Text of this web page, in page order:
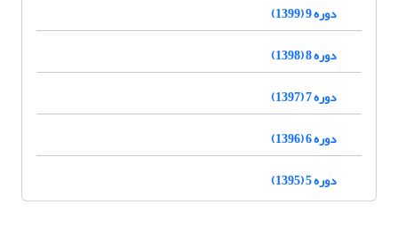
دوره 9 (1399)
دوره 8 (1398)
دوره 7 (1397)
دوره 6 (1396)
دوره 5 (1395)